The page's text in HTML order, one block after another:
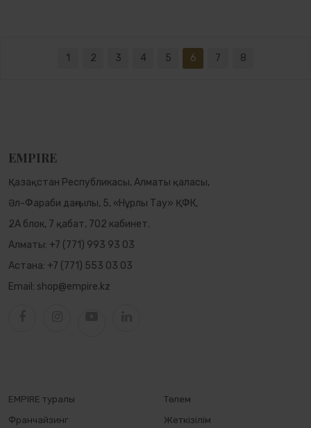
1 2 3 4 5 6 7 8
EMPIRE
Қазақстан Республикасы, Алматы қаласы,
Әл-Фараби даңғылы, 5, «Нұрлы Тау» ҚФК,
2А блок, 7 қабат, 702 кабинет.
Алматы: +7 (771) 993 93 03
Астана: +7 (771) 553 03 03
Email: shop@empire.kz
EMPIRE туралы
Франчайзинг
Төлем
Жеткізілім